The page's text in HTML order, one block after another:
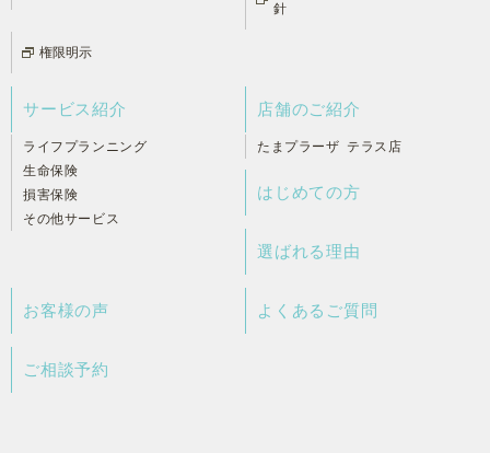
針
権限明示
サービス紹介
ライフプランニング
生命保険
損害保険
その他サービス
店舗のご紹介
たまプラーザ テラス店
はじめての方
選ばれる理由
お客様の声 よくあるご質問
ご相談予約